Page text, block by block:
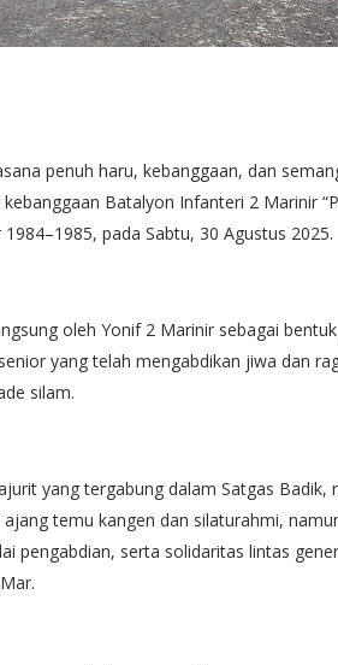
penuh haru, kebanggaan, dan
Batalyon Infanteri 2 Marinir
pada Sabtu, 30 Agustus 2025.
oleh Yonif 2 Marinir sebagai
yang telah mengabdikan jiwa dan
silam.
yang tergabung dalam Satgas
temu kangen dan silaturahmi,
pengabdian, serta solidaritas lintas